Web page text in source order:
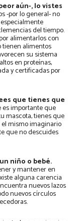
aún-, lo vistes
-por lo general- no
del tiempo.
alimentarlos con
tienen alimentos
su sistema
en proteínas,
y certificadas por
que tienes que
importante que
mascota, tienes que
mismo imaginario
que no descuides
niño o bebé.
y mantener en
alguna carencia
nuevos lazos
nuevos círculos